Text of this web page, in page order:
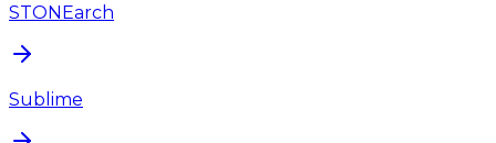
STONEarch
Sublime